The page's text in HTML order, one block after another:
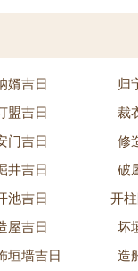
婿吉日
归
盟吉日
裁
门吉日
修
井吉日
破
池吉日
开
屋吉日
坏
垣墙吉日
造